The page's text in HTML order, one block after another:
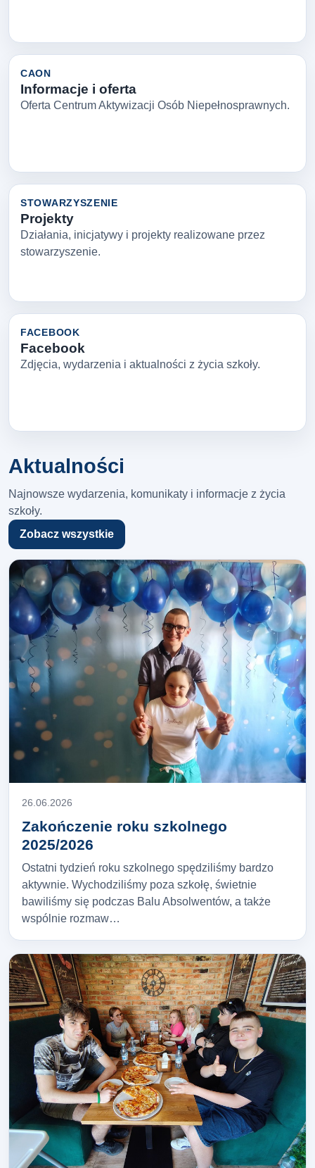
CAON
Informacje i oferta
Oferta Centrum Aktywizacji Osób Niepełnosprawnych.
STOWARZYSZENIE
Projekty
Działania, inicjatywy i projekty realizowane przez
stowarzyszenie.
FACEBOOK
Facebook
Zdjęcia, wydarzenia i aktualności z życia szkoły.
Aktualności
Najnowsze wydarzenia, komunikaty i informacje z życia
szkoły.
Zobacz wszystkie
26.06.2026
Zakończenie roku szkolnego
2025/2026
Ostatni tydzień roku szkolnego spędziliśmy bardzo
aktywnie. Wychodziliśmy poza szkołę, świetnie
bawiliśmy się podczas Balu Absolwentów, a także
wspólnie rozmaw…